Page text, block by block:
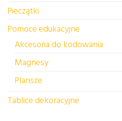
Pieczątki
Pomoce edukacyjne
Akcesoria do kodowania
Magnesy
Plansze
Tablice dekoracyjne